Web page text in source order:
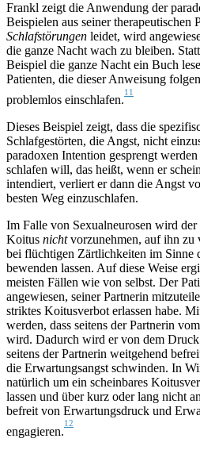
Frankl zeigt die Anwendung der
Beispielen aus seiner therapeutischen
Schlafstörungen leidet, wird
die ganze Nacht wach zu bleiben.
Beispiel die ganze Nacht ein Buch
Patienten, die dieser Anweisung
problemlos einschlafen.
11
Dieses Beispiel zeigt, dass die
Schlafgestörten, die Angst, nicht
paradoxen Intention gesprengt
schlafen will, das heißt, wenn er
intendiert, verliert er dann die Angst
besten Weg einzuschlafen.
Im Falle von Sexualneurosen wird
Koitus nichtvorzunehmen, auf ihn zu
bei flüchtigen Zärtlichkeiten im Sinne
bewenden lassen. Auf diese Weise
meisten Fällen wie von selbst. Der
angewiesen, seiner Partnerin
striktes Koitusverbot erlassen habe.
werden, dass seitens der Partnerin
wird. Dadurch wird er von dem Druck
seitens der Partnerin weitgehend
die Erwartungsangst schwinden. In
natürlich um ein scheinbares
lassen und über kurz oder lang nicht
befreit von Erwartungsdruck und
engagieren.
12